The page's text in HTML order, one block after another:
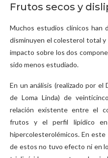
Frutos secos y
Muchos estudios clínicos han
disminuyen el colesterol total
impacto sobre los dos
sido menos estudiado.
En un análisis (realizado por el
de Loma Linda) de
relación existente entre el
frutos y el perfil lipídico en
hipercolesterolémicos. En
de estos no tuvo efecto ni en